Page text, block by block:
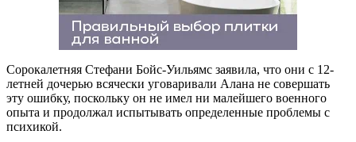
Сорокалетняя Стефани Бойс-Уильямс заявила, что они с 12-
летней дочерью всячески уговаривали Алана не совершать
эту ошибку, поскольку он не имел ни малейшего военного
опыта и продолжал испытывать определенные проблемы с
психикой.